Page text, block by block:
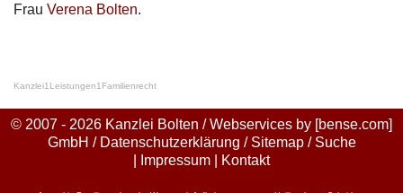
Frau Verena Bolten.
Kanzlei1 Leistungen1 Familienrecht
© 2007 - 2026 Kanzlei Bolten / Webservices by [bense.com]
GmbH / Datenschutzerklärung / Sitemap/ Suche
Impressum Kontakt